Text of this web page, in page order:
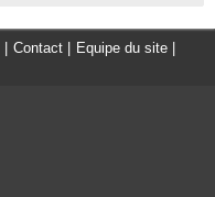
Contact Equipe du site